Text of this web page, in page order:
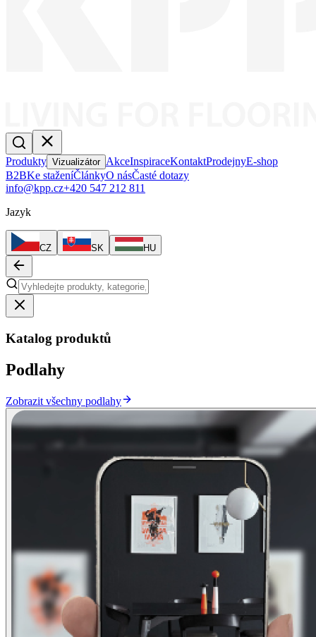
Produkty Vizualizátor AkceInspiraceKontaktProdejnyE-shop
B2BKe staženíČlánkyO násČasté dotazy
info@kpp.cz+420 547 212 811
Jazyk
CZ SK HU
Katalog produktů
Podlahy
Zobrazit všechny podlahy